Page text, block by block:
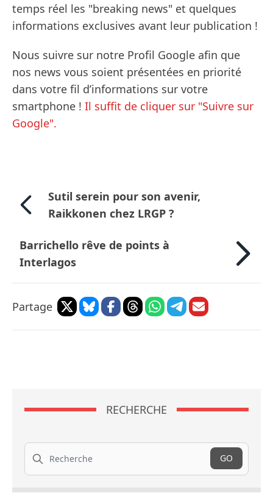
temps réel les "breaking news" et quelques
informations exclusives avant leur publication !
Nous suivre sur notre Profil Google afin que
nos news vous soient présentées en priorité
dans votre fil d’informations sur votre
smartphone ! Il suffit de cliquer sur "Suivre sur
Google".
Sutil serein pour son avenir,
Raikkonen chez LRGP ?
Barrichello rêve de points à
Interlagos
Partage
RECHERCHE
Recherche
GO